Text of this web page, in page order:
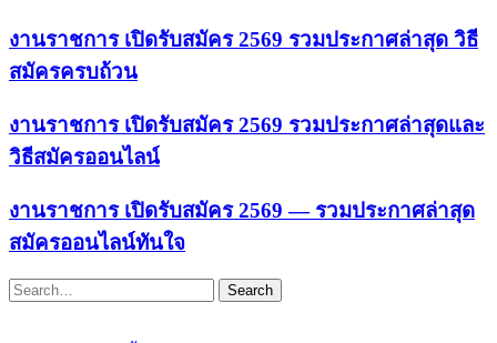
งานราชการ เปิดรับสมัคร 2569 รวมประกาศล่าสุด วิธี
สมัครครบถ้วน
งานราชการ เปิดรับสมัคร 2569 รวมประกาศล่าสุดและ
วิธีสมัครออนไลน์
งานราชการ เปิดรับสมัคร 2569 — รวมประกาศล่าสุด
สมัครออนไลน์ทันใจ
Search